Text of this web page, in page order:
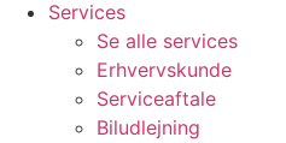
Services
Se alle services
Erhvervskunde
Serviceaftale
Biludlejning